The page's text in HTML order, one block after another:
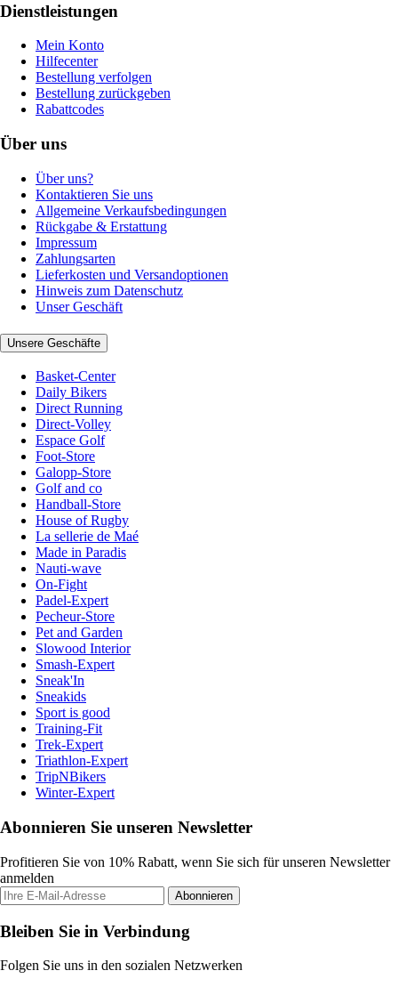
Dienstleistungen
Mein Konto
Hilfecenter
Bestellung verfolgen
Bestellung zurückgeben
Rabattcodes
Über uns
Über uns?
Kontaktieren Sie uns
Allgemeine Verkaufsbedingungen
Rückgabe & Erstattung
Impressum
Zahlungsarten
Lieferkosten und Versandoptionen
Hinweis zum Datenschutz
Unser Geschäft
Unsere Geschäfte
Basket-Center
Daily Bikers
Direct Running
Direct-Volley
Espace Golf
Foot-Store
Galopp-Store
Golf and co
Handball-Store
House of Rugby
La sellerie de Maé
Made in Paradis
Nauti-wave
On-Fight
Padel-Expert
Pecheur-Store
Pet and Garden
Slowood Interior
Smash-Expert
Sneak'In
Sneakids
Sport is good
Training-Fit
Trek-Expert
Triathlon-Expert
TripNBikers
Winter-Expert
Abonnieren Sie unseren Newsletter
Profitieren Sie von 10% Rabatt, wenn Sie sich für unseren Newsletter
anmelden
Abonnieren
Bleiben Sie in Verbindung
Folgen Sie uns in den sozialen Netzwerken